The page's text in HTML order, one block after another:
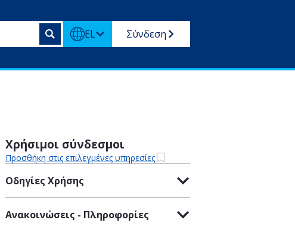
EL Σύνδεση
Χρήσιμοι σύνδεσμοι
Προσθήκη στις επιλεγμένες υπηρεσίες
Οδηγίες Χρήσης
Ανακοινώσεις - Πληροφορίες